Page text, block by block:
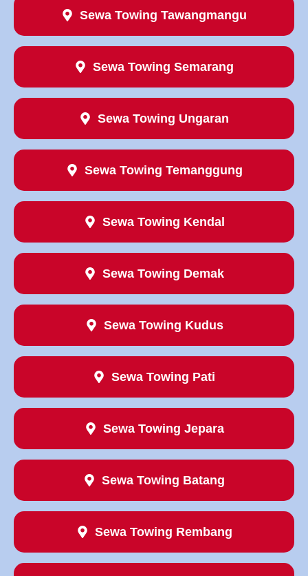
Sewa Towing Tawangmangu
Sewa Towing Semarang
Sewa Towing Ungaran
Sewa Towing Temanggung
Sewa Towing Kendal
Sewa Towing Demak
Sewa Towing Kudus
Sewa Towing Pati
Sewa Towing Jepara
Sewa Towing Batang
Sewa Towing Rembang